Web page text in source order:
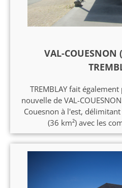
VAL-
TREMBLAY fait
nouvelle de VAL-
Couesnon à l'est,
(36 km²) avec les